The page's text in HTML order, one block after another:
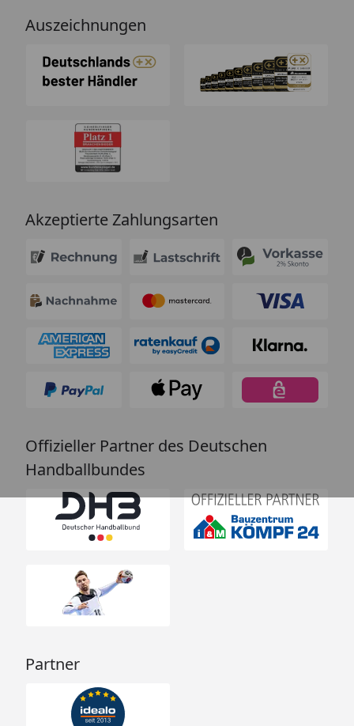
Auszeichnungen
Akzeptierte Zahlungsarten
Offizieller Partner des Deutschen
Handballbundes
Partner